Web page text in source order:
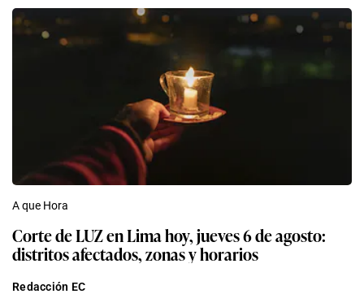
A que Hora
Corte de LUZ en Lima hoy, jueves 6 de agosto:
distritos afectados, zonas y horarios
Redacción EC